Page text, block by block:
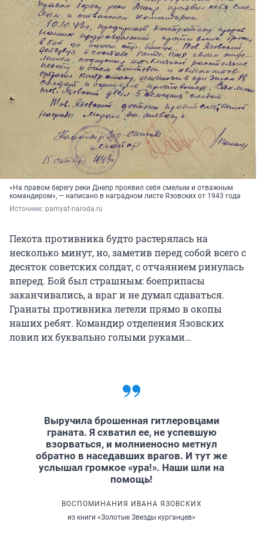
«На правом берегу реки Днепр проявил себя смелым и отважным
командиром», — написано в наградном листе Язовских от 1943 года
Источник: pamyat-naroda.ru
Пехота противника будто растерялась на
несколько минут, но, заметив перед собой всего с
десяток советских солдат, с отчаянием ринулась
вперед. Бой был страшным: боеприпасы
заканчивались, а враг и не думал сдаваться.
Гранаты противника летели прямо в окопы
наших ребят. Командир отделения Язовских
ловил их буквально голыми руками…
Выручила брошенная гитлеровцами
граната. Я схватил ее, не успевшую
взорваться, и молниеносно метнул
обратно в наседавших врагов. И тут же
услышал громкое «ура!». Наши шли на
помощь!
ВОСПОМИНАНИЯ ИВАНА ЯЗОВСКИХ
из книги «Золотые Звезды курганцев»